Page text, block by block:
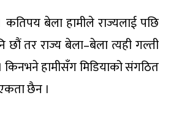
कतिपय बेला हामीले राज्यलाई पछि
छौं तर राज्य बेला–बेला त्यही गल्ती
किनभने हामीसँग मिडियाको संगठित
छैन ।